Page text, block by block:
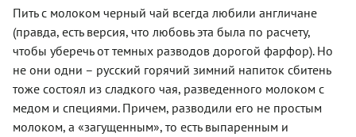
Пить с молоком черный чай всегда любили англичане
(правда, есть версия, что любовь эта была по расчету,
чтобы уберечь от темных разводов дорогой фарфор). Но
не они одни – русский горячий зимний напиток сбитень
тоже состоял из сладкого чая, разведенного молоком с
медом и специями. Причем, разводили его не простым
молоком, а «загущенным», то есть выпаренным и